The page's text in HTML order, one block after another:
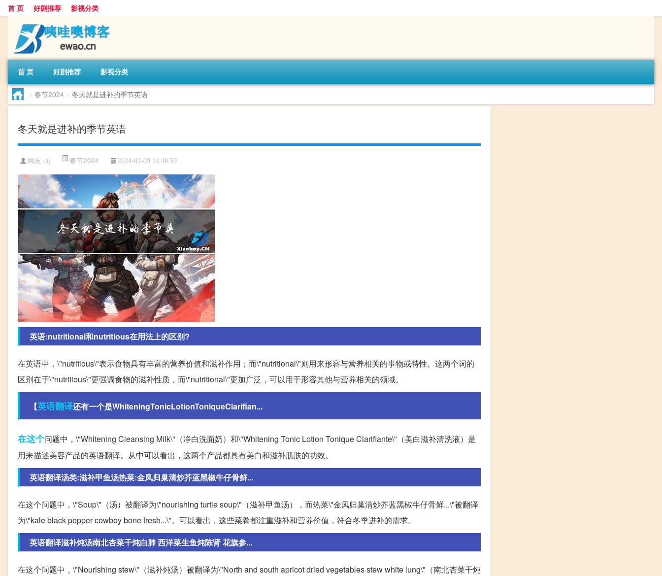
首 页 好剧推荐 影视分类
首 页 好剧推荐 影视分类
> 春节2024 > 冬天就是进补的季节英语
冬天就是进补的季节英语
网友:dtj 春节2024 2024-02-09 14:48:59
英语:nutritional和nutritious在用法上的区别?
在英语中，\"nutritious\"表示食物具有丰富的营养价值和滋补作用；而\"nutritional\"则用来形容与营养相关的事物或特性。这两个词的
区别在于\"nutritious\"更强调食物的滋补性质，而\"nutritional\"更加广泛，可以用于形容其他与营养相关的领域。
【英语翻译还有一个是WhiteningTonicLotionToniqueClarifian...
在这个问题中，\"Whitening Cleansing Milk\"（净白洗面奶）和\"Whitening Tonic Lotion Tonique Clarifiante\"（美白滋补清洗液）是
用来描述美容产品的英语翻译。从中可以看出，这两个产品都具有美白和滋补肌肤的功效。
英语翻译汤类:滋补甲鱼汤热菜:金凤归巢清炒芥蓝黑椒牛仔骨鲜...
在这个问题中，\"Soup\"（汤）被翻译为\"nourishing turtle soup\"（滋补甲鱼汤），而热菜\"金凤归巢清炒芥蓝黑椒牛仔骨鲜...\"被翻译
为\"kale black pepper cowboy bone fresh...\"。可以看出，这些菜肴都注重滋补和营养价值，符合冬季进补的需求。
英语翻译滋补炖汤南北杏菜干炖白肺 西洋菜生鱼炖陈肾 花旗参...
在这个问题中，\"Nourishing stew\"（滋补炖汤）被翻译为\"North and south apricot dried vegetables stew white lung\"（南北杏菜干炖